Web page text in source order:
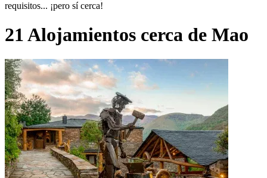
requisitos... ¡pero sí cerca!
21 Alojamientos cerca de Mao